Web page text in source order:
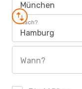
München
Nach?
Hamburg
Wann?